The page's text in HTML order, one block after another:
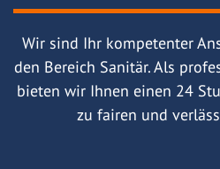
Wir sind Ihr kompetenter
den Bereich Sanitär. Als
bieten wir Ihnen einen 24
zu fairen und